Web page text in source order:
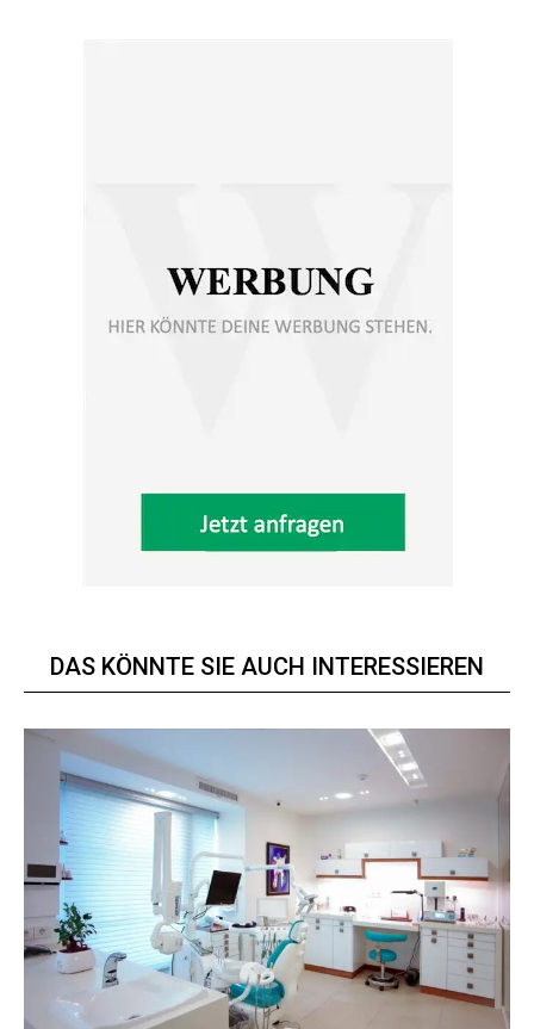
DAS KÖNNTE SIE AUCH INTERESSIEREN